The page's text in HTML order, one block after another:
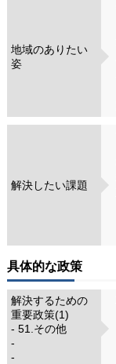
地域のありたい
姿
解決したい課題
具体的な政策
解決するための
重要政策(1)
- 51.その他
-
-